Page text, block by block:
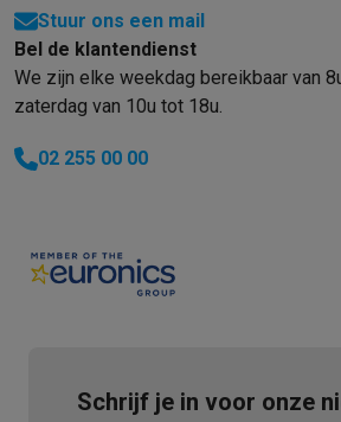
Stuur ons een mail
Bel de klantendienst
We zijn elke weekdag bereikbaar van
zaterdag van 10u tot 18u.
02 255 00 00
Schrijf je in voor onze